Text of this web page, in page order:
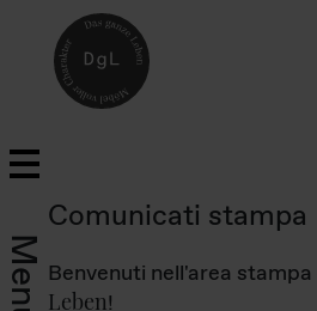
Menu
Comunicati stampa
Benvenuti nell'area stampa
Leben!